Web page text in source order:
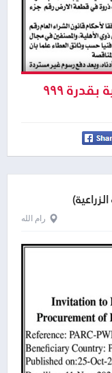
بناء محطة طاقة شمسية بقدرة ٩٩٩
رام الله